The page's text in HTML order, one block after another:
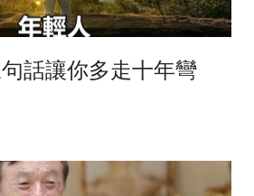
話讓你多走十年彎